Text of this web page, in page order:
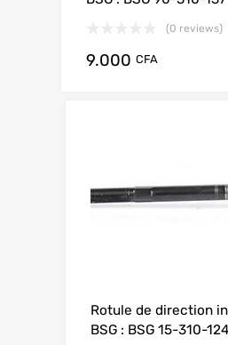
(0 reviews)
9.000 CFA
Rotule de direction
BSG : BSG 15-310-124